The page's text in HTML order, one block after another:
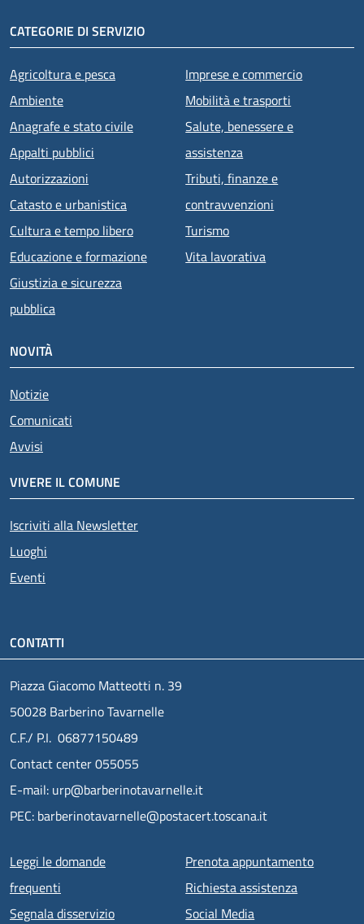
CATEGORIE DI SERVIZIO
Agricoltura e pesca
Ambiente
Anagrafe e stato civile
Appalti pubblici
Autorizzazioni
Catasto e urbanistica
Cultura e tempo libero
Educazione e formazione
Giustizia e sicurezza
pubblica
Imprese e commercio
Mobilità e trasporti
Salute, benessere e
assistenza
Tributi, finanze e
contravvenzioni
Turismo
Vita lavorativa
NOVITÀ
Notizie
Comunicati
Avvisi
VIVERE IL COMUNE
Iscriviti alla Newsletter
Luoghi
Eventi
CONTATTI
Piazza Giacomo Matteotti n. 39
50028 Barberino Tavarnelle
C.F./ P.I. 06877150489
Contact center 055055
E-mail: urp@barberinotavarnelle.it
PEC: barberinotavarnelle@postacert.toscana.it
Menu piè di pagina
Leggi le domande
frequenti
Segnala disservizio
Prenota appuntamento
Richiesta assistenza
Social Media